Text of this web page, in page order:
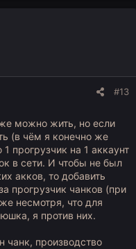
#13
можно жить, но если
(в чём я конечно же
прогрузчик на 1 аккаунт
в сети. И чтобы не был
акков, то добавить
прогрузчик чанков (при
несмотря, что для
я против них.
чанк, производство